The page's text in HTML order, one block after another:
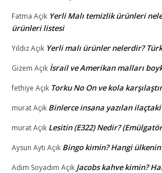
Fatma Açık Yerli Malı temizlik ürünleri
ürünleri listesi
YıldızAçık Yerli malı ürünler nelerdir?
Gizem Açık İsrail ve Amerikan malları
fethiye Açık Torku No On ve kola
muratAçık Binlerce insana yazılan
muratAçık Lesitin (E322) Nedir?
Aysun Aytı Açık Bingo kimin? Hangi
Adım Soyadım Açık Jacobs kahve kimin?